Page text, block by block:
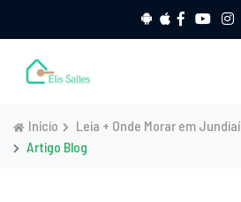
Início Leia + Onde Morar em Jundiaí
Artigo Blog